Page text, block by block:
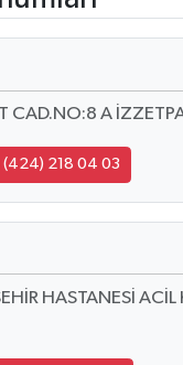
CAD.NO:8 A
(424) 218 04 03
HASTANESİ